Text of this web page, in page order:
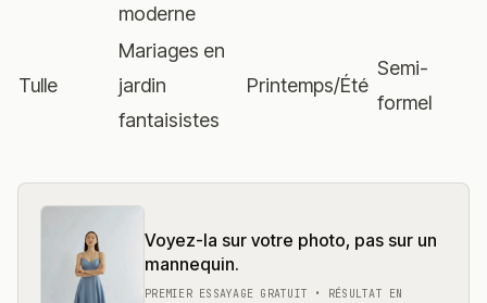
moderne
Tulle
Mariages en
jardin
fantaisistes
Printemps/Été
Semi-
formel
Voyez-la sur votre photo, pas sur un
mannequin.
PREMIER ESSAYAGE GRATUIT • RÉSULTAT EN